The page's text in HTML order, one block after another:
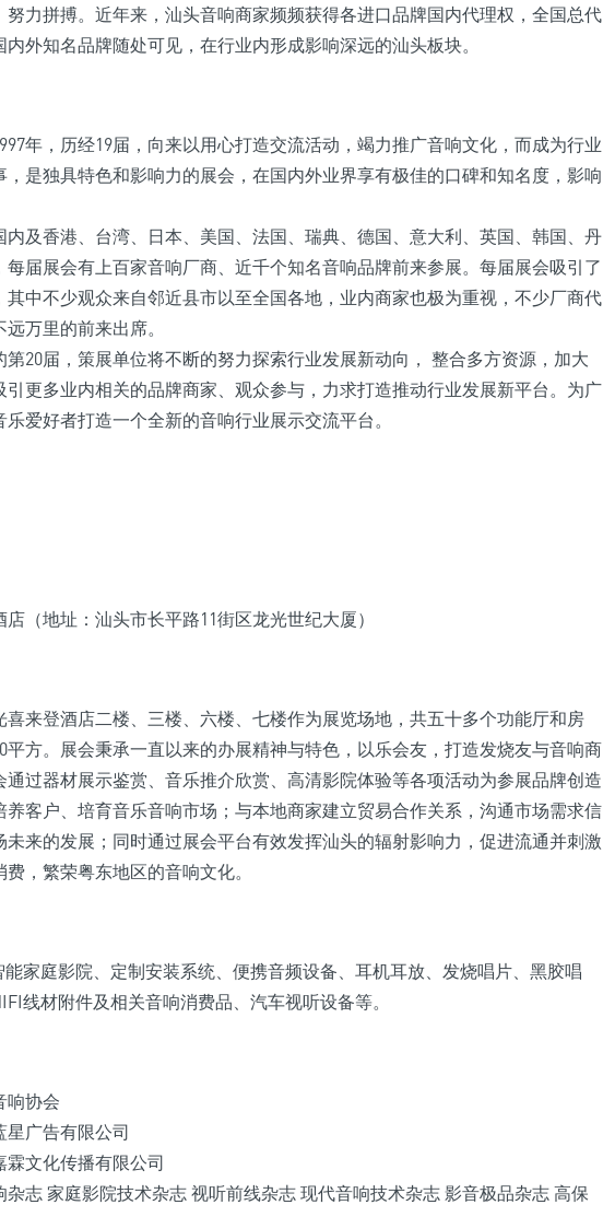
努力拼搏。近年来，汕头音响商家频频获得各进口品牌国内代理权，全国总代
外知名品牌随处可见，在行业内形成影响深远的汕头板块。
年，历经19届，向来以用心打造交流活动，竭力推广音响文化，而成为行业
，是独具特色和影响力的展会，在国内外业界享有极佳的口碑和知名度，影响
内及香港、台湾、日本、美国、法国、瑞典、德国、意大利、英国、韩国、丹
每届展会有上百家音响厂商、近千个知名音响品牌前来参展。每届展会吸引了
其中不少观众来自邻近县市以至全国各地，业内商家也极为重视，不少厂商代
万里的前来出席。
第20届，策展单位将不断的努力探索行业发展新动向， 整合多方资源，加大
引更多业内相关的品牌商家、观众参与，力求打造推动行业发展新平台。为广
爱好者打造一个全新的音响行业展示交流平台。
（地址：汕头市长平路11街区龙光世纪大厦）
喜来登酒店二楼、三楼、六楼、七楼作为展览场地，共五十多个功能厅和房
平方。展会秉承一直以来的办展精神与特色，以乐会友，打造发烧友与音响商
通过器材展示鉴赏、音乐推介欣赏、高清影院体验等各项活动为参展品牌创造
养客户、培育音乐音响市场；与本地商家建立贸易合作关系，沟通市场需求信
未来的发展；同时通过展会平台有效发挥汕头的辐射影响力，促进流通并刺激
，繁荣粤东地区的音响文化。
家庭影院、定制安装系统、便携音频设备、耳机耳放、发烧唱片、黑胶唱
线材附件及相关音响消费品、汽车视听设备等。
响协会
星广告有限公司
文化传播有限公司
杂志 家庭影院技术杂志 视听前线杂志 现代音响技术杂志 影音极品杂志 高保